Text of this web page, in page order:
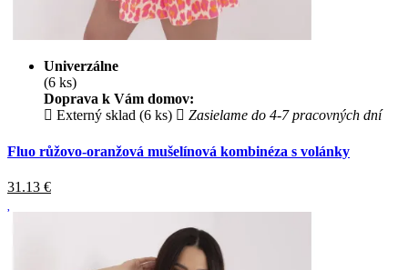
Univerzálne
(6 ks)
Doprava k Vám domov:
Externý sklad (6 ks)
Zasielame do 4-7 pracovných dní
Fluo růžovo-oranžová mušelínová kombinéza s volánky
31.13 €